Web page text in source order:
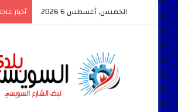
الخميس, أغسطس 6 2026 أخبار